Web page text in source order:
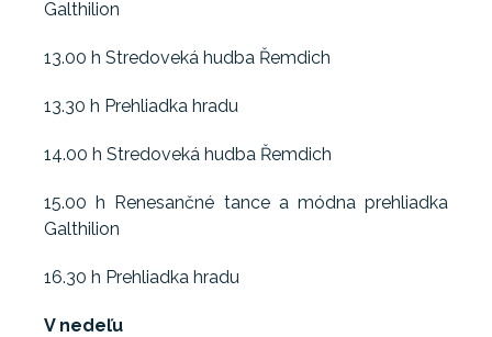
Galthilion
13.00 h Stredoveká hudba Řemdich
13.30 h Prehliadka hradu
14.00 h Stredoveká hudba Řemdich
15.00 h Renesančné tance a módna prehliadka
Galthilion
16.30 h Prehliadka hradu
V nedeľu